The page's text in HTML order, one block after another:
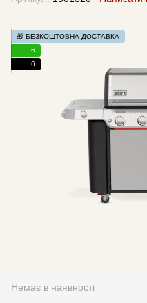
🎁 БЕЗКОШТОВНА ДОСТАВКА
6
6
Немає в наявності